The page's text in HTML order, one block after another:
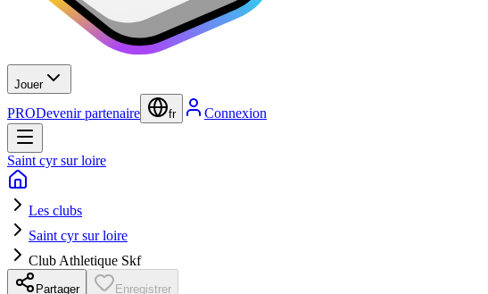
Jouer
PRODevenir partenaire fr Connexion
Saint cyr sur loire
Les clubs
Saint cyr sur loire
Club Athletique Skf
Partager Enregistrer